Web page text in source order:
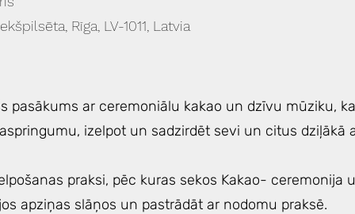
Rīga, LV-1011, Latvia
pasākums ar ceremoniālu kakao un dzīvu mūziku,
izelpot un sadzirdēt sevi un citus dziļākā
praksi, pēc kuras sekos Kakao- ceremonija
apziņas slāņos un pastrādāt ar nodomu praksē.